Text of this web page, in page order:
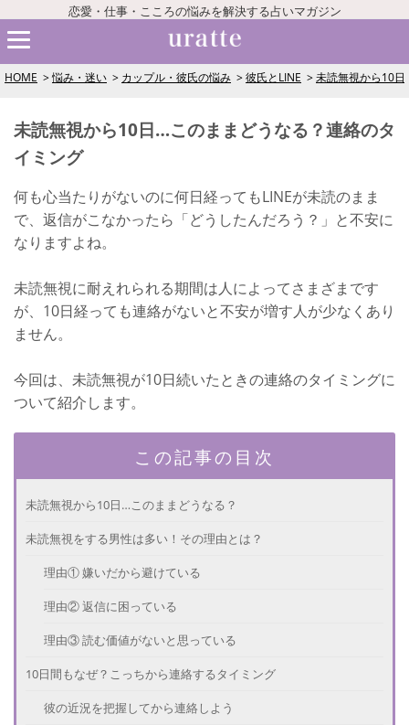
恋愛・仕事・こころの悩みを解決する占いマガジン
HOME 悩み・迷い カップル・彼氏の悩み 彼氏とLINE 未読無視から10
未読無視から10日…このままどうなる？連絡のタ
イミング
何も心当たりがないのに何日経ってもLINEが未読のまま
で、返信がこなかったら「どうしたんだろう？」と不安に
なりますよね。
未読無視に耐えれられる期間は人によってさまざまです
が、10日経っても連絡がないと不安が増す人が少なくあり
ません。
今回は、未読無視が10日続いたときの連絡のタイミングに
ついて紹介します。
この記事の目次
未読無視から10日…このままどうなる？
未読無視をする男性は多い！その理由とは？
理由① 嫌いだから避けている
理由② 返信に困っている
理由③ 読む価値がないと思っている
10日間もなぜ？こっちから連絡するタイミング
彼の近況を把握してから連絡しよう